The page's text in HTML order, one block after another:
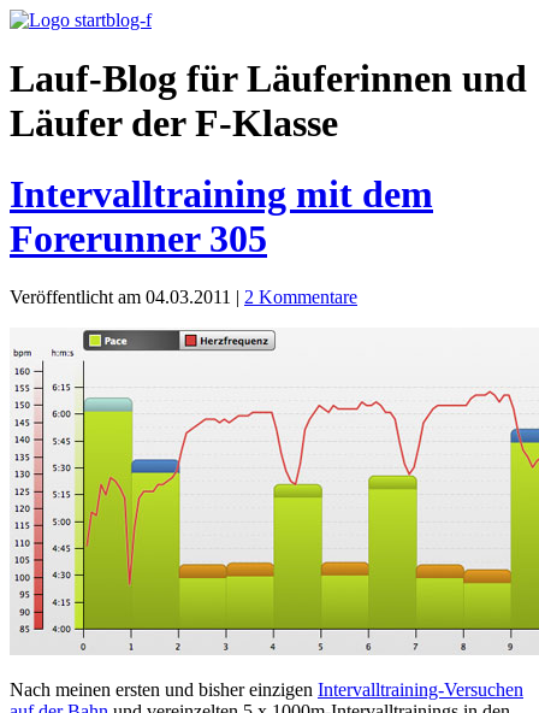
Lauf-Blog für Läuferinnen und
Läufer der F-Klasse
Intervalltraining mit dem
Forerunner 305
Veröffentlicht am 04.03.2011 | 2 Kommentare
Nach meinen ersten und bisher einzigen Intervalltraining-Versuchen